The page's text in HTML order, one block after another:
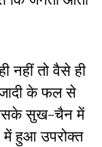
तो वैसे ही
के फल से
सुख-चैन में
हुआ उपरोक्त